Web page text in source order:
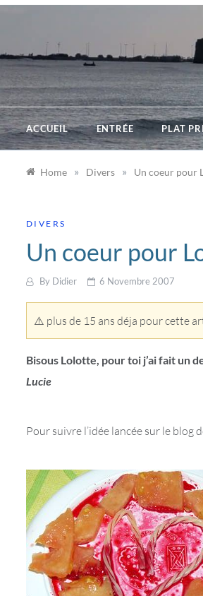
Skip
ACCUEIL ENTRÉE PLAT
Home » Divers » Un coeur pour
DIVERS
Un coeur pour
By Didier 6 Novembre 2007
⚠️ plus de 15 ans déja pour cette
Bisous Lolotte, pour toi j’ai fait un
Lucie
Pour suivre l’idée lancée sur le blog